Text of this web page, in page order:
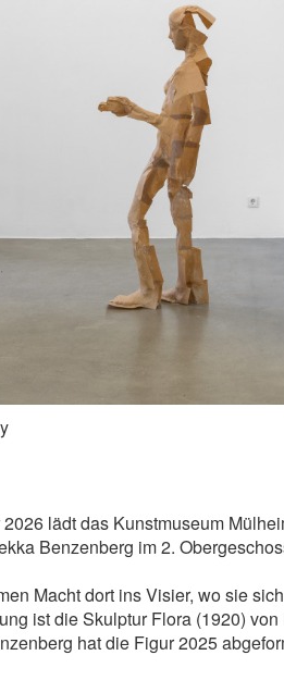
lädt das Kunstmuseum
Benzenberg im 2.
Macht dort ins Visier, wo sie
ist die Skulptur Flora (1920)
hat die Figur 2025